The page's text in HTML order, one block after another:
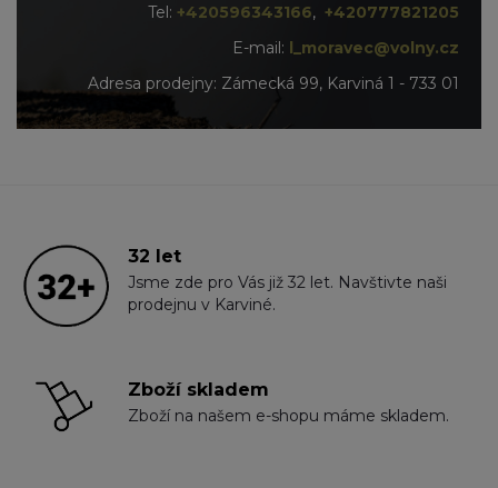
Tel: +420596343166, +420777821205
E-mail: l_moravec@volny.cz
Adresa prodejny: Zámecká 99, Karviná 1 - 733 01
32 let
Jsme zde pro Vás již 32 let. Navštivte naši
prodejnu v Karviné.
Zboží skladem
Zboží na našem e-shopu máme skladem.